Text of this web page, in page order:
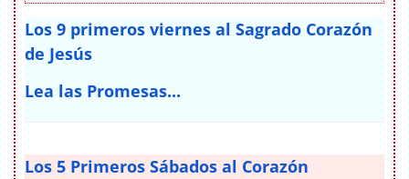
Los 9 primeros viernes al Sagrado Corazón
de Jesús
Lea las Promesas...
Los 5 Primeros Sábados al Corazón